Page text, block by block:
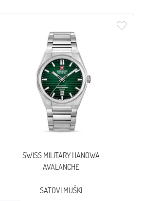
SWISS MILITARY HANOWA
AVALANCHE
SATOVI MUŠKI